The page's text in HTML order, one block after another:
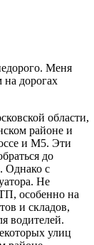
Меня
на дорогах
области,
районе и
и М5. Эти
до
Однако с
Не
особенно на
и складов,
водителей.
улиц